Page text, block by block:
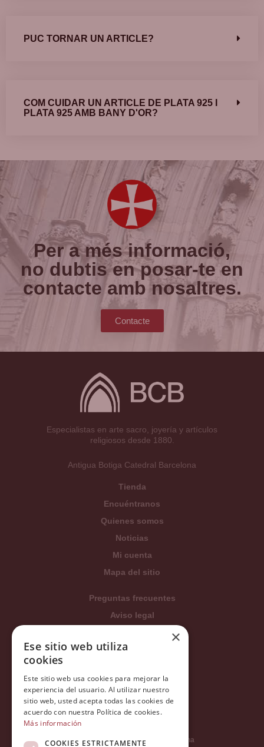
PUC TORNAR UN ARTICLE?
COM CUIDAR UN ARTICLE DE PLATA 925 I
PLATA 925 AMB BANY D'OR?
Per a més informació,
no dubtis en posar-te en
contacte amb nosaltres.
Contacte
Especialistas en arte sacro, joyería y artículos
religiosos desde 1880.
Antigua Botiga Catedral Barcelona
Tienda
Encuéntranos
Quienes somos
Noticias
Mi cuenta
Mapa del sitio
Preguntas frecuentes
Aviso legal
Condiciones generales
Política de privacidad
Política Integrada
Tratamiento de datos
Carrer del Duc, 12 - 08002 Barcelona
×
Ese sitio web utiliza
cookies
Este sitio web usa cookies para mejorar la
experiencia del usuario. Al utilizar nuestro
sitio web, usted acepta todas las cookies de
acuerdo con nuestra Política de cookies.
Más información
COOKIES ESTRICTAMENTE